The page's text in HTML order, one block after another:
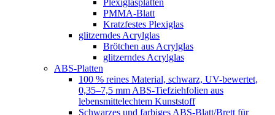
Plexiglasplatten
PMMA-Blatt
Kratzfestes Plexiglas
glitzerndes Acrylglas
Brötchen aus Acrylglas
glitzerndes Acrylglas
ABS-Platten
100 % reines Material, schwarz, UV-bewertet,
0,35–7,5 mm ABS-Tiefziehfolien aus
lebensmittelechtem Kunststoff
Schwarzes und farbiges ABS-Blatt/Brett für